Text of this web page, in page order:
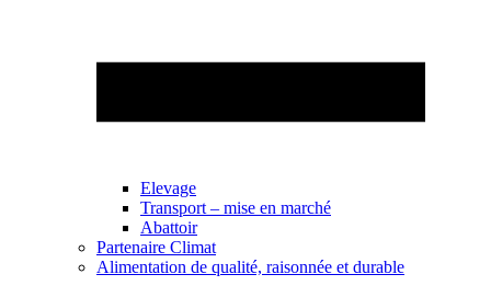
Elevage
Transport – mise en marché
Abattoir
Partenaire Climat
Alimentation de qualité, raisonnée et durable